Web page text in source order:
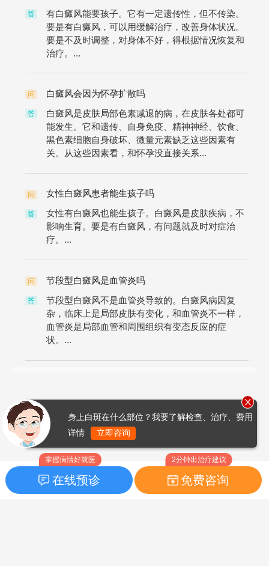
答
有白癜风能要孩子。它有一定遗传性，但不传染。
要是有白癜风，可以用缓解治疗，改善身体状况。
要是不及时调整，对身体不好，得根据情况恢复和
治疗。...
问 白癜风会因为怀孕扩散吗
答
白癜风是皮肤局部色素减退的病，在皮肤各处都可
能发生。它和遗传、自身免疫、精神神经、饮食、
黑色素细胞自身破坏、微量元素缺乏这些因素有
关。从这些因素看，和怀孕没直接关系...
问 女性白癜风患者能生孩子吗
答
女性有白癜风也能生孩子。白癜风是皮肤疾病，不
影响生育。要是有白癜风，有问题就及时对症治
疗。...
问 节段型白癜风是血管炎吗
答
节段型白癜风不是血管炎导致的。白癜风病因复
杂，临床上是局部皮肤有变化，和血管炎不一样，
血管炎是局部血管和周围组织有变态反应的症
状。...
掌握病情好就医
在线预诊
2分钟出治疗建议
免费咨询
身上白斑在什么部位？我要了解检查、治疗、费用
详情
立即咨询